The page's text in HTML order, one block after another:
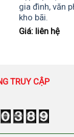
gia đình, văn
kho bãi.
Giá: liên hệ
TRUY CẬP